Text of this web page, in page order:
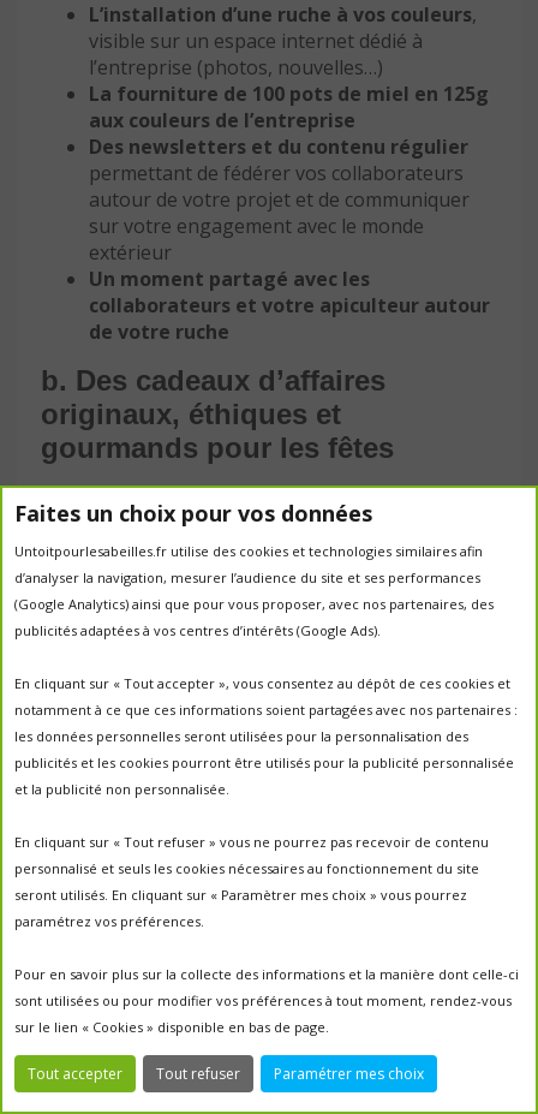
Faites un choix pour vos données
Untoitpourlesabeilles.fr utilise des cookies et technologies similaires afin
d’analyser la navigation, mesurer l’audience du site et ses performances
(Google Analytics) ainsi que pour vous proposer, avec nos partenaires, des
publicités adaptées à vos centres d’intérêts (Google Ads).
En cliquant sur « Tout accepter », vous consentez au dépôt de ces cookies et
notamment à ce que ces informations soient partagées avec nos partenaires :
les données personnelles seront utilisées pour la personnalisation des
publicités et les cookies pourront être utilisés pour la publicité personnalisée
et la publicité non personnalisée.
En cliquant sur « Tout refuser » vous ne pourrez pas recevoir de contenu
personnalisé et seuls les cookies nécessaires au fonctionnement du site
seront utilisés. En cliquant sur « Paramètrer mes choix » vous pourrez
paramétrez vos préférences.
Pour en savoir plus sur la collecte des informations et la manière dont celle-ci
sont utilisées ou pour modifier vos préférences à tout moment, rendez-vous
sur le lien « Cookies » disponible en bas de page.
Tout accepter Tout refuser Paramétrer mes choix
L’installation d’une ruche à vos couleurs,
visible sur un espace internet dédié à
l’entreprise (photos, nouvelles…)
La fourniture de 100 pots de miel en 125g
aux couleurs de l’entreprise
Des newsletters et du contenu régulier
permettant de fédérer vos collaborateurs
autour de votre projet et de communiquer
sur votre engagement avec le monde
extérieur
Un moment partagé avec les
collaborateurs et votre apiculteur autour
de votre ruche
b. Des cadeaux d’affaires
originaux, éthiques et
gourmands pour les fêtes
Abeilles propose
tout un panel de coffrets et
cadeaux écoresponsables et solidaires.
Parmi
les petits incontournables : nos coffrets miels La
Palette Des Saveurs : 1
00% français, éco-conçus
et gourmands.
parmi les options de coffrets
3, 6, 9, 12 ou 16 pots
variété de saveurs et d’arômes enivrants. Des
miels garantis 100% français, respectueux des
c. Des petits pots de miel
personnalisés et engagés pour
créer l’événement